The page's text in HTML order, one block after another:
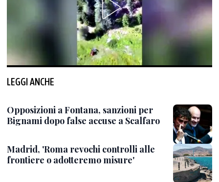
LEGGI ANCHE
Opposizioni a Fontana, sanzioni per
Bignami dopo false accuse a Scalfaro
Madrid, 'Roma revochi controlli alle
frontiere o adotteremo misure'